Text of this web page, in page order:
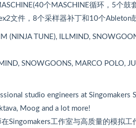
个MASCHINE循环，5个
文件，8个采样器补丁和10个Ableton
(NINJA TUNE), ILLMIND,
SNOWGOONS, MARCO POLO,
studio engineers at
Moog and a lot more!
Singomakers工作室与高质量的模拟